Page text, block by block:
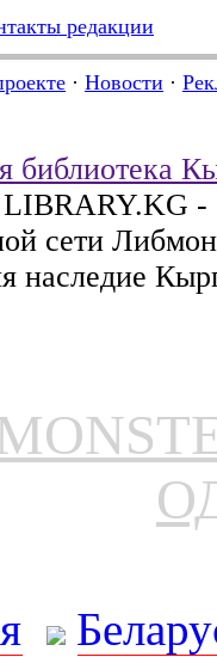
редакции
· Новости ·
библиотека
-
сети
наследие